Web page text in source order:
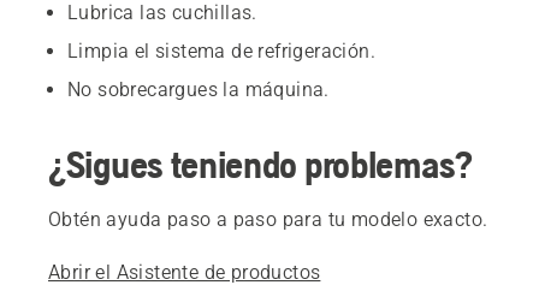
Lubrica las cuchillas.
Limpia el sistema de refrigeración.
No sobrecargues la máquina.
¿Sigues teniendo problemas?
Obtén ayuda paso a paso para tu modelo exacto.
Abrir el Asistente de productos